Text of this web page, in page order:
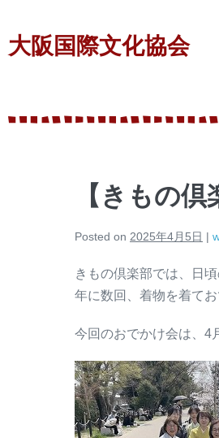
大阪国際文化協会
【きもの
Posted on 2025年4月5日 |
きもの倶楽部では、日
年に数回、着物を着て
今回のおでかけ会は、4